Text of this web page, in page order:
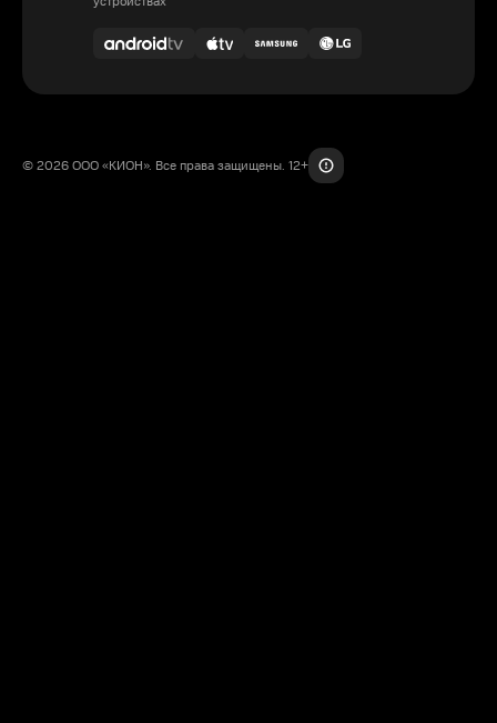
© 2026 ООО «КИОН». Все права защищены. 12+